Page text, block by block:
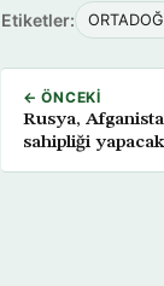
Etiketler:
← ÖNCEKI
Rusya,
sahipliği yapacak